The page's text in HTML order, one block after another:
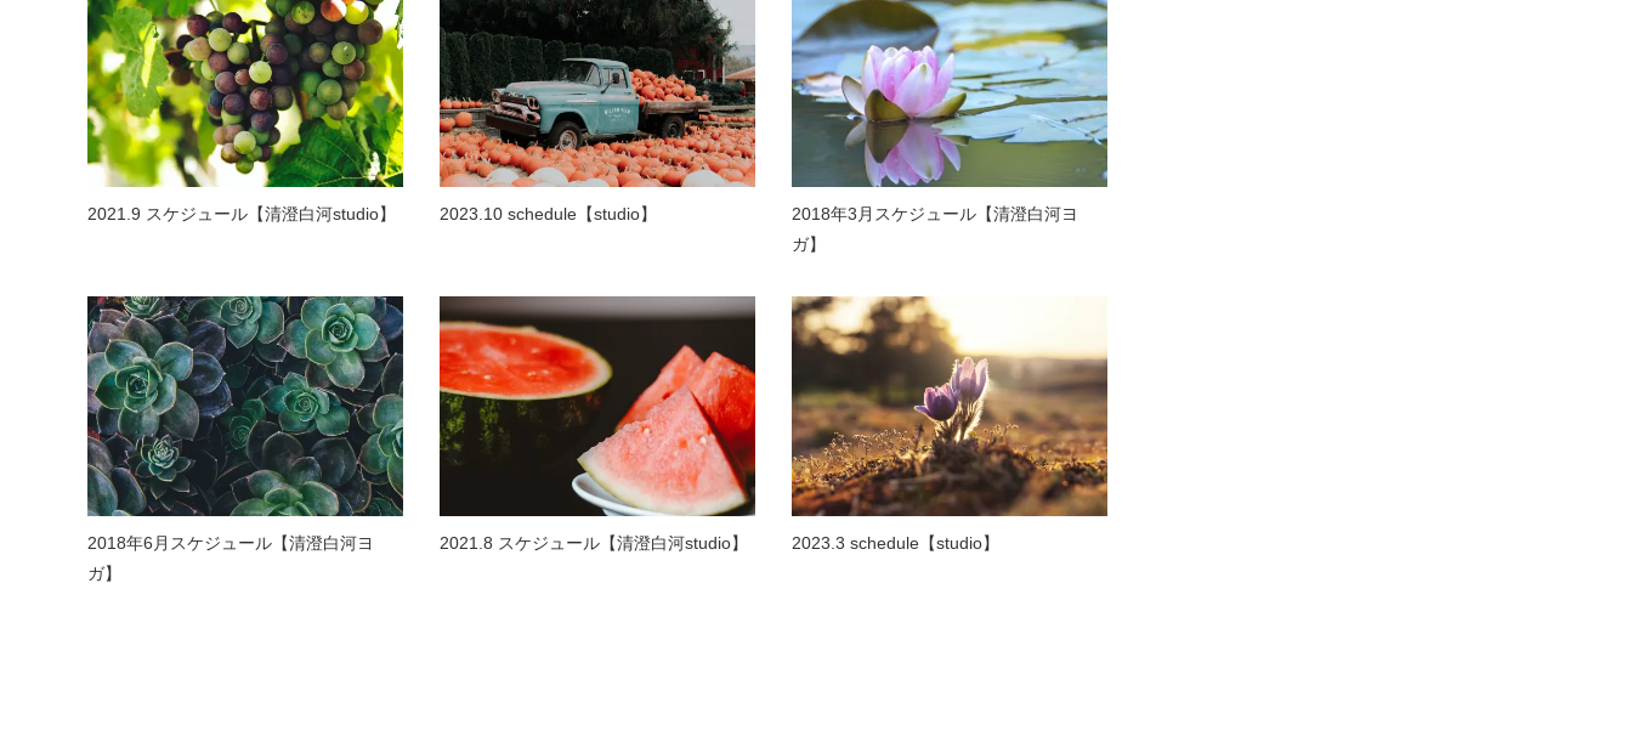
2021.9 スケジュール【清澄白河studio】 2023.10 schedule【studio】
2018年3月スケジュール【清澄白河ヨ
ガ】
2018年6月スケジュール【清澄白河ヨ
ガ】
2021.8 スケジュール【清澄白河studio】 2023.3 schedule【studio】